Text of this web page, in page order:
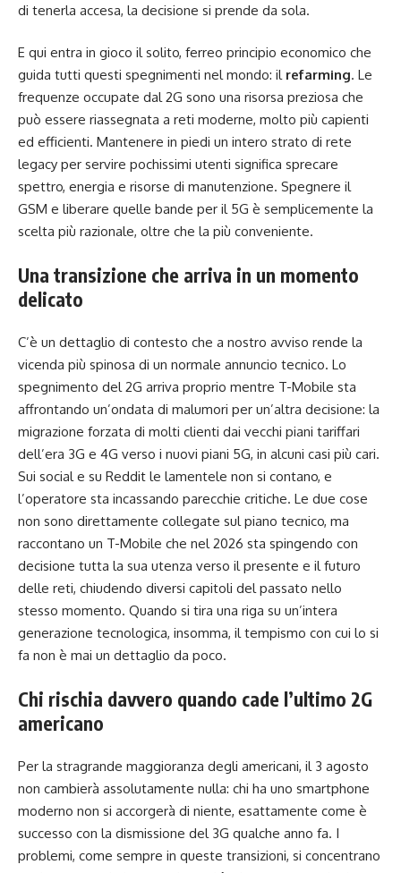
di tenerla accesa, la decisione si prende da sola.
E qui entra in gioco il solito, ferreo principio economico che
guida tutti questi spegnimenti nel mondo: il refarming. Le
frequenze occupate dal 2G sono una risorsa preziosa che
può essere riassegnata a reti moderne, molto più capienti
ed efficienti. Mantenere in piedi un intero strato di rete
legacy per servire pochissimi utenti significa sprecare
spettro, energia e risorse di manutenzione. Spegnere il
GSM e liberare quelle bande per il 5G è semplicemente la
scelta più razionale, oltre che la più conveniente.
Una transizione che arriva in un momento
delicato
C’è un dettaglio di contesto che a nostro avviso rende la
vicenda più spinosa di un normale annuncio tecnico. Lo
spegnimento del 2G arriva proprio mentre T-Mobile sta
affrontando un’ondata di malumori per un’altra decisione: la
migrazione forzata di molti clienti dai vecchi piani tariffari
dell’era 3G e 4G verso i nuovi piani 5G, in alcuni casi più cari.
Sui social e su Reddit le lamentele non si contano, e
l’operatore sta incassando parecchie critiche. Le due cose
non sono direttamente collegate sul piano tecnico, ma
raccontano un T-Mobile che nel 2026 sta spingendo con
decisione tutta la sua utenza verso il presente e il futuro
delle reti, chiudendo diversi capitoli del passato nello
stesso momento. Quando si tira una riga su un’intera
generazione tecnologica, insomma, il tempismo con cui lo si
fa non è mai un dettaglio da poco.
Chi rischia davvero quando cade l’ultimo 2G
americano
Per la stragrande maggioranza degli americani, il 3 agosto
non cambierà assolutamente nulla: chi ha uno smartphone
moderno non si accorgerà di niente, esattamente come è
successo con la dismissione del 3G qualche anno fa. I
problemi, come sempre in queste transizioni, si concentrano